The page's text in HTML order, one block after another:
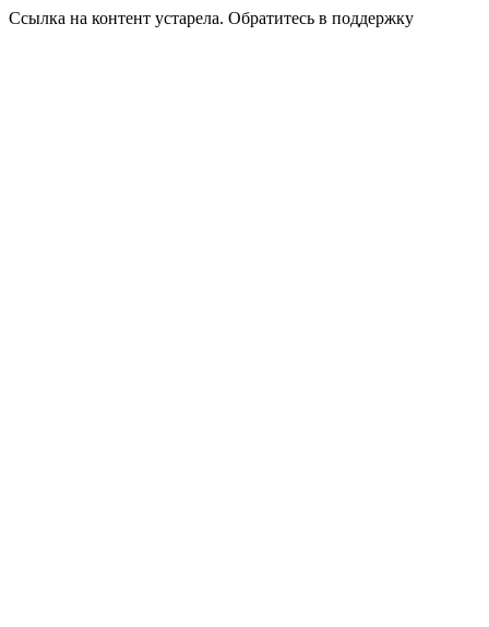
Ссылка на контент устарела. Обратитесь в поддержку